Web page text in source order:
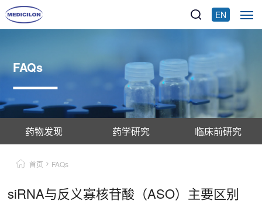
EN
FAQs
药物发现 药学研究 临床前研究
首页 FAQs
siRNA与反义寡核苷酸（ASO）主要区别